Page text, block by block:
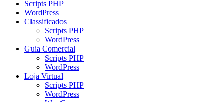
Scripts PHP
WordPress
Classificados
Scripts PHP
WordPress
Guia Comercial
Scripts PHP
WordPress
Loja Virtual
Scripts PHP
WordPress